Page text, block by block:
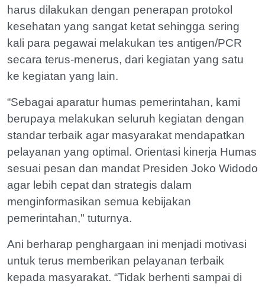
harus dilakukan dengan penerapan protokol
kesehatan yang sangat ketat sehingga sering
kali para pegawai melakukan tes antigen/PCR
secara terus-menerus, dari kegiatan yang satu
ke kegiatan yang lain.
“Sebagai aparatur humas pemerintahan, kami
berupaya melakukan seluruh kegiatan dengan
standar terbaik agar masyarakat mendapatkan
pelayanan yang optimal. Orientasi kinerja Humas
sesuai pesan dan mandat Presiden Joko Widodo
agar lebih cepat dan strategis dalam
menginformasikan semua kebijakan
pemerintahan," tuturnya.
Ani berharap penghargaan ini menjadi motivasi
untuk terus memberikan pelayanan terbaik
kepada masyarakat. “Tidak berhenti sampai di